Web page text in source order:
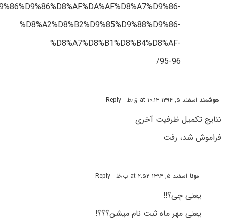
%D8%A2%D8%B2%D9%85%D9%88%D9%86-
%D8%A7%D8%B1%D8%B4%D8%AF-
95-96/
هوشمنداسفند ۵, ۱۳۹۴ at ۱۰:۱۳ ق٫ظ - Reply
نتایج تکمیل ظرفیت آخری
فراموش شد، رفت
مونااسفند ۵, ۱۳۹۴ at ۲:۵۲ ب٫ظ - Reply
یعنی چی؟!!
یعنی مهر ماه ثبت نام میشن؟؟؟!